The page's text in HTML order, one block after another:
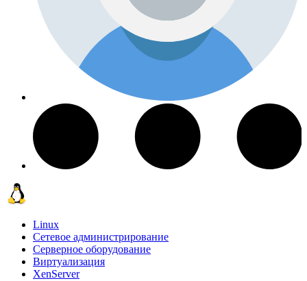
Linux
Сетевое администрирование
Серверное оборудование
Виртуализация
XenServer